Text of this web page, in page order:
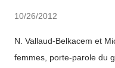
10/26/2012
N. Vallaud-Belkacem et
femmes, porte-parole du